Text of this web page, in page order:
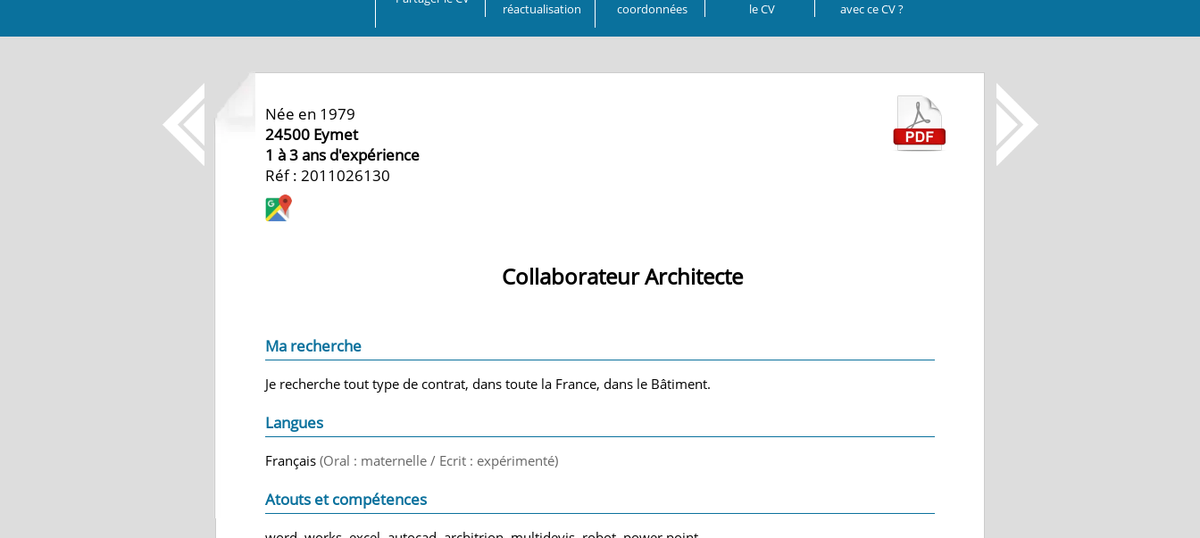
réactualisation
coordonnées
le CV
avec ce CV ?
Née en 1979
24500 Eymet
1 à 3 ans d'expérience
Réf : 2011026130
Collaborateur Architecte
Ma recherche
Je recherche tout type de contrat, dans toute la France, dans le Bâtiment.
Langues
Français (Oral : maternelle / Ecrit : expérimenté)
Atouts et compétences